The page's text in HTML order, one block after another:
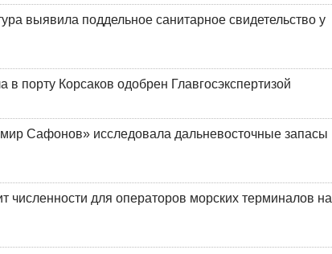
выявила поддельное санитарное свидетельство у
в порту Корсаков одобрен Главгосэкспертизой
Сафонов» исследовала дальневосточные запасы
для операторов морских терминалов на